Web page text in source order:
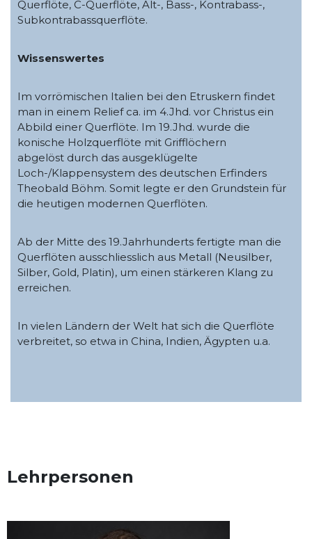
Querflöte, C-Querflöte, Alt-, Bass-, Kontrabass-,
Subkontrabassquerflöte.
Wissenswertes
Im vorrömischen Italien bei den Etruskern findet
man in einem Relief ca. im 4.Jhd. vor Christus ein
Abbild einer Querflöte. Im 19.Jhd. wurde die
konische Holzquerflöte mit Grifflöchern
abgelöst durch das ausgeklügelte
Loch-/Klappensystem des deutschen Erfinders
Theobald Böhm. Somit legte er den Grundstein für
die heutigen modernen Querflöten.
Ab der Mitte des 19.Jahrhunderts fertigte man die
Querflöten ausschliesslich aus Metall (Neusilber,
Silber, Gold, Platin), um einen stärkeren Klang zu
erreichen.
In vielen Ländern der Welt hat sich die Querflöte
verbreitet, so etwa in China, Indien, Ägypten u.a.
Lehrpersonen